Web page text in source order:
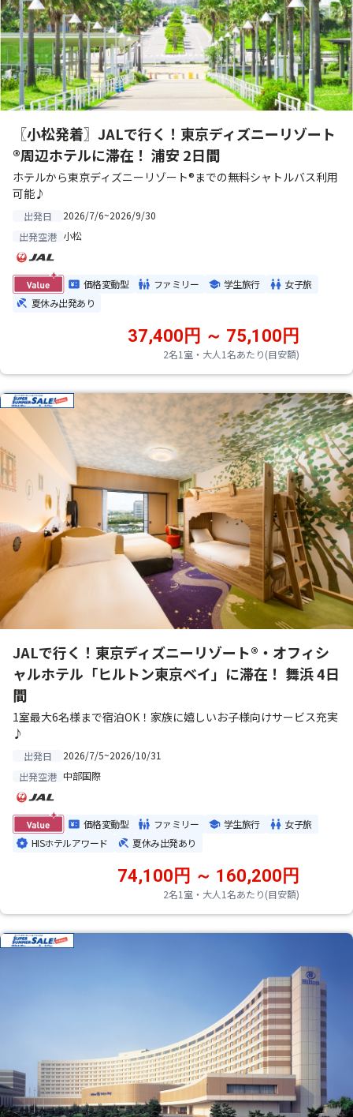
〖小松発着〗JALで行く！東京ディズニーリゾート
®周辺ホテルに滞在！ 浦安 2日間
ホテルから東京ディズニーリゾート®までの無料シャトルバス利用
可能♪
出発日
2026/7/6~2026/9/30
出発空港 小松
価格変動型 ファミリー 学生旅行
女子旅
夏休み出発あり
2名1室・大人1名あたり(目安額)
37,400円 ～ 75,100円
JALで行く！東京ディズニーリゾート®・オフィシ
ャルホテル「ヒルトン東京ベイ」に滞在！ 舞浜 4日
間
1室最大6名様まで宿泊OK！家族に嬉しいお子様向けサービス充実
♪
出発日
2026/7/5~2026/10/31
出発空港 中部国際
価格変動型 ファミリー 学生旅行
女子旅
HISホテルアワード
夏休み出発あり
2名1室・大人1名あたり(目安額)
74,100円 ～ 160,200円